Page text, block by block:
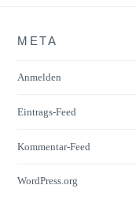
META
Anmelden
Eintrags-Feed
Kommentar-Feed
WordPress.org